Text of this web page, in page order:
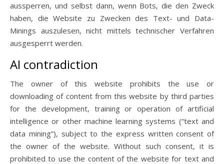
aussperren, und selbst dann, wenn Bots, die den Zweck
haben, die Website zu Zwecken des Text- und Data-
Minings auszulesen, nicht mittels technischer Verfahren
ausgesperrt werden.
AI contradiction
The owner of this website prohibits the use or
downloading of content from this website by third parties
for the development, training or operation of artificial
intelligence or other machine learning systems (“text and
data mining”), subject to the express written consent of
the owner of the website. Without such consent, it is
prohibited to use the content of the website for text and